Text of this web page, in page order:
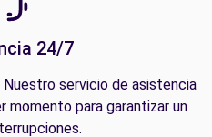
24/7
servicio de asistencia
momento para garantizar un